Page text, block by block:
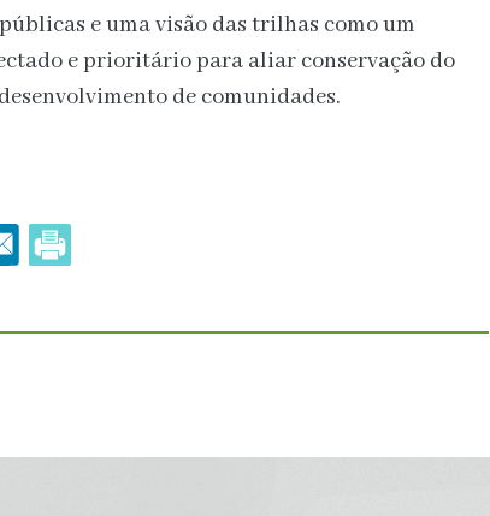
e uma visão das trilhas como um
e prioritário para aliar conservação do
de comunidades.